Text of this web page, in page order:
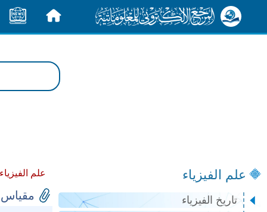
علم الفيزياء
تاريخ الفيزياء
علم
مقياس